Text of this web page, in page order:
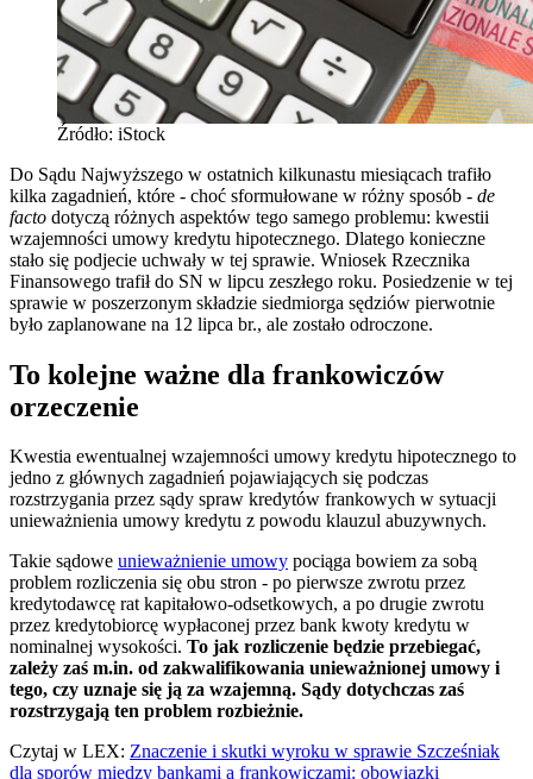
Źródło: iStock
Do Sądu Najwyższego w ostatnich kilkunastu miesiącach trafiło
kilka zagadnień, które - choć sformułowane w różny sposób - de
facto dotyczą różnych aspektów tego samego problemu: kwestii
wzajemności umowy kredytu hipotecznego. Dlatego konieczne
stało się podjecie uchwały w tej sprawie. Wniosek Rzecznika
Finansowego trafił do SN w lipcu zeszłego roku. Posiedzenie w tej
sprawie w poszerzonym składzie siedmiorga sędziów pierwotnie
było zaplanowane na 12 lipca br., ale zostało odroczone.
To kolejne ważne dla frankowiczów
orzeczenie
Kwestia ewentualnej wzajemności umowy kredytu hipotecznego to
jedno z głównych zagadnień pojawiających się podczas
rozstrzygania przez sądy spraw kredytów frankowych w sytuacji
unieważnienia umowy kredytu z powodu klauzul abuzywnych.
Takie sądowe unieważnienie umowy pociąga bowiem za sobą
problem rozliczenia się obu stron - po pierwsze zwrotu przez
kredytodawcę rat kapitałowo-odsetkowych, a po drugie zwrotu
przez kredytobiorcę wypłaconej przez bank kwoty kredytu w
nominalnej wysokości. To jak rozliczenie będzie przebiegać,
zależy zaś m.in. od zakwalifikowania unieważnionej umowy i
tego, czy uznaje się ją za wzajemną. Sądy dotychczas zaś
rozstrzygają ten problem rozbieżnie.
Czytaj w LEX: Znaczenie i skutki wyroku w sprawie Szcześniak
dla sporów między bankami a frankowiczami: obowiązki